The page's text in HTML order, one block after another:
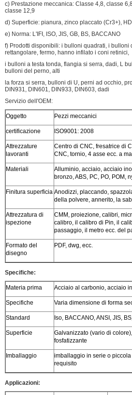
c) Prestazione meccanica: Classe 4,8, classe
classe 12,9
d) Superficie: pianura, zinco placcato (Cr3+),
e) Norma: L'IFI, ISO, JIS, GB, BS, BACCANO
f) Prodotti disponibili: i bulloni quadrati, i bulloni
rettangolare, fermo, hanno infilato i coni retinici,
i bulloni a testa tonda, flangia si serra, dadi, L
bulloni del perno, alti
la forza si serra, bulloni di U, perni ad occhio,
DIN931, DIN601, DIN933, DIN603, dadi
Servizio dell'OEM:
Oggetto Pezzi meccanici
certificazione ISO9001: 2008
Attrezzature
lavoranti
Centro di CNC, fresatrice di
CNC, tornio, 4 asse ecc. a
Materiali
Alluminio, acciaio, acciaio
bronzo, ABS, PC, PO, POM,
Finitura superficia Anodizzi, placcando,
della polvere, annerito, la
Attrezzatura di
ispezione
CMM, proiezione, calibri,
calibro, il calibro di Pin, il
passaggio, il metro ecc. del
Formato del
disegno
PDF, dwg, ecc.
Specifiche:
Materia prima Acciaio al carbonio, acciaio
Specifiche Varia dimensione di forma
Standard Iso, BACCANO, ANSI, JIS,
Superficie
Galvanizzato (vario di
fosfatizzante
Imballaggio
imballaggio in serie o
requisito
Applicazioni: